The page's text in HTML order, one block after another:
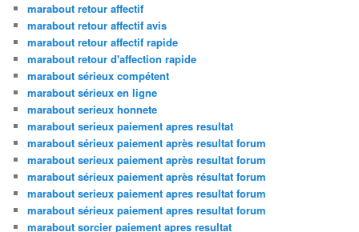
marabout retour affectif
marabout retour affectif avis
marabout retour affectif rapide
marabout retour d'affection rapide
marabout sérieux compétent
marabout sérieux en ligne
marabout serieux honnete
marabout serieux paiement apres resultat
marabout sérieux paiement après resultat forum
marabout serieux paiement après resultat forum
marabout sérieux paiement après résultat forum
marabout serieux paiement apres resultat forum
marabout sérieux paiement apres resultat forum
marabout sorcier paiement apres resultat